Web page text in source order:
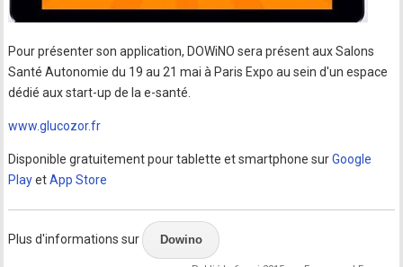
Pour présenter son application, DOWiNO sera présent aux Salons
Santé Autonomie du 19 au 21 mai à Paris Expo au sein d'un espace
dédié aux start-up de la e-santé.
www.glucozor.fr
Disponible gratuitement pour tablette et smartphone surGoogle
PlayetApp Store
Plus d'informations sur Dowino